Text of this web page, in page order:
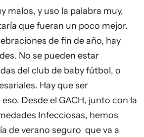
malos, y uso la palabra muy,
que fueran un poco mejor.
de fin de año, hay
No se pueden estar
del club de baby fútbol, o
Hay que ser
Desde el GACH, junto con la
Infecciosas, hemos
de verano seguro que va a